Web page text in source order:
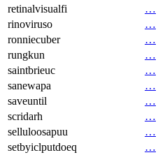
retinalvisualfi
…
rinoviruso
…
ronniecuber
…
rungkun
…
saintbrieuc
…
sanewapa
…
saveuntil
…
scridarh
…
selluloosapuu
…
setbyiclputdoeq
…